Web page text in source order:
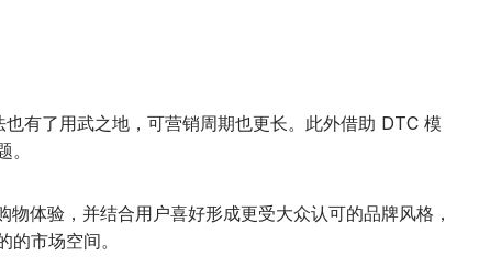
有了用武之地，可营销周期也更长。此外借助 DTC 模
体验，并结合用户喜好形成更受大众认可的品牌风格，
市场空间。